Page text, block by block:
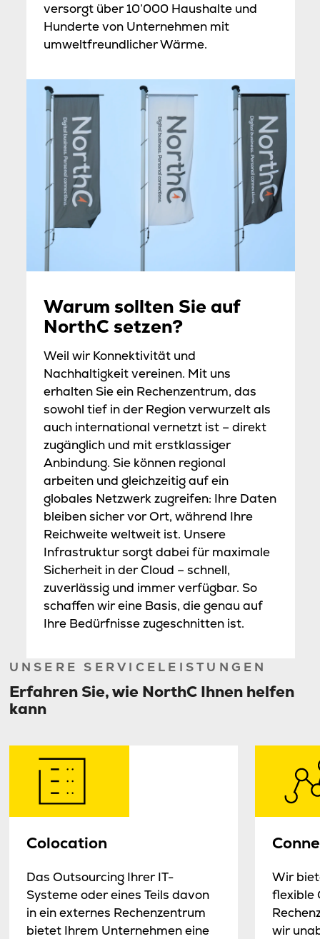
versorgt über 10’000 Haushalte und
Hunderte von Unternehmen mit
umweltfreundlicher Wärme.
Warum sollten Sie auf
NorthC setzen?
Weil wir Konnektivität und
Nachhaltigkeit vereinen. Mit uns
erhalten Sie ein Rechenzentrum, das
sowohl tief in der Region verwurzelt als
auch international vernetzt ist – direkt
zugänglich und mit erstklassiger
Anbindung. Sie können regional
arbeiten und gleichzeitig auf ein
globales Netzwerk zugreifen: Ihre Daten
bleiben sicher vor Ort, während Ihre
Reichweite weltweit ist. Unsere
Infrastruktur sorgt dabei für maximale
Sicherheit in der Cloud – schnell,
zuverlässig und immer verfügbar. So
schaffen wir eine Basis, die genau auf
Ihre Bedürfnisse zugeschnitten ist.
UNSERE SERVICELEISTUNGEN
Erfahren Sie, wie NorthC Ihnen helfen
kann
Colocation
Das Outsourcing Ihrer IT-
Systeme oder eines Teils davon
in ein externes Rechenzentrum
bietet Ihrem Unternehmen eine
Wir
flexible
wir